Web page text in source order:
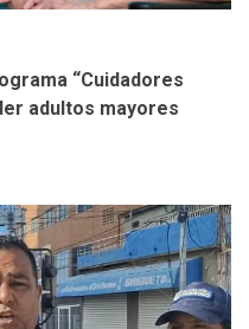
“Cuidadores
adultos mayores